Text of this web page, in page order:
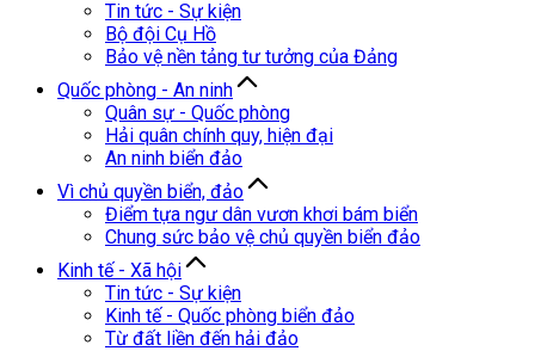
Tin tức - Sự kiện
Bộ đội Cụ Hồ
Bảo vệ nền tảng tư tưởng của Đảng
Quốc phòng - An ninh
Quân sự - Quốc phòng
Hải quân chính quy, hiện đại
An ninh biển đảo
Vì chủ quyền biển, đảo
Điểm tựa ngư dân vươn khơi bám biển
Chung sức bảo vệ chủ quyền biển đảo
Kinh tế - Xã hội
Tin tức - Sự kiện
Kinh tế - Quốc phòng biển đảo
Từ đất liền đến hải đảo